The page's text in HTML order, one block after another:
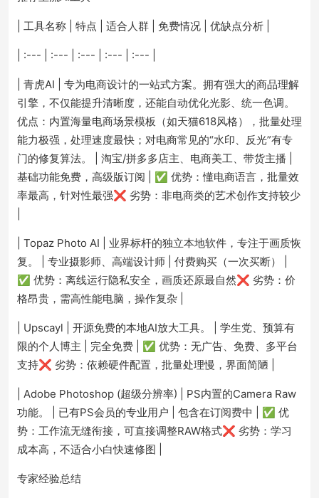
| 工具名称 | 特点 | 适合人群 | 免费情况 | 优缺点分析 |
| :--- | :--- | :--- | :--- | :--- |
| 青虎AI | 专为电商设计的一站式方案。拥有强大的商品理解
引擎，不仅能提升清晰度，还能自动优化光影、统一色调。
优点：内置海量电商场景模板（如天猫618风格），批量处理
能力极强，处理速度最快；对电商常见的“水印、反光”有专
门的修复算法。 | 淘宝/拼多多店主、电商美工、带货主播 |
基础功能免费，高级版订阅 | ✅ 优势：懂电商语言，批量效
率最高，针对性最强❌ 劣势：非电商类的艺术创作支持较少
| Topaz Photo AI | 业界标杆的独立本地软件，专注于画质恢
复。 | 专业摄影师、高端设计师 | 付费购买（一次买断） |
✅ 优势：离线运行隐私安全，画质还原最自然❌ 劣势：价
格昂贵，需高性能电脑，操作复杂 |
| Upscayl | 开源免费的本地AI放大工具。 | 学生党、预算有
限的个人博主 | 完全免费 | ✅ 优势：无广告、免费、多平台
支持❌ 劣势：依赖硬件配置，批量处理慢，界面简陋 |
| Adobe Photoshop (超级分辨率) | PS内置的Camera Raw
功能。 | 已有PS会员的专业用户 | 包含在订阅费中 | ✅ 优
势：工作流无缝衔接，可直接调整RAW格式❌ 劣势：学习
成本高，不适合小白快速修图 |
专家经验总结